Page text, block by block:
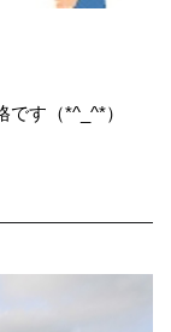
す（*^_^*）